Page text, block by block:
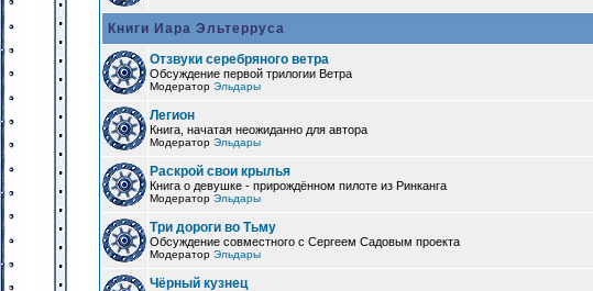
Книги Иара Эльтерруса
Отзвуки серебряного ветра
Обсуждение первой трилогии Ветра
Модератор Эльдары
Легион
Книга, начатая неожиданно для автора
Модератор Эльдары
Раскрой свои крылья
Книга о девушке - прирождённом пилоте из Ринканга
Модератор Эльдары
Три дороги во Тьму
Обсуждение совместного с Сергеем Садовым проекта
Модератор Эльдары
Чёрный кузнец